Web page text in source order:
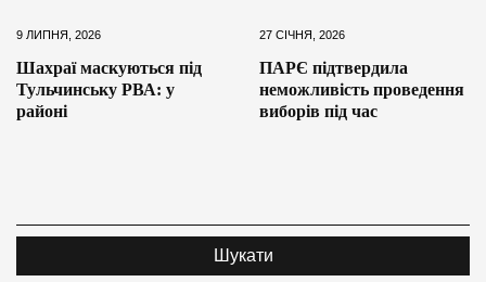
9 ЛИПНЯ, 2026
Шахраї маскуються під
Тульчинську РВА: у
районі
27 СІЧНЯ, 2026
ПАРЄ підтвердила
неможливість проведення
виборів під час